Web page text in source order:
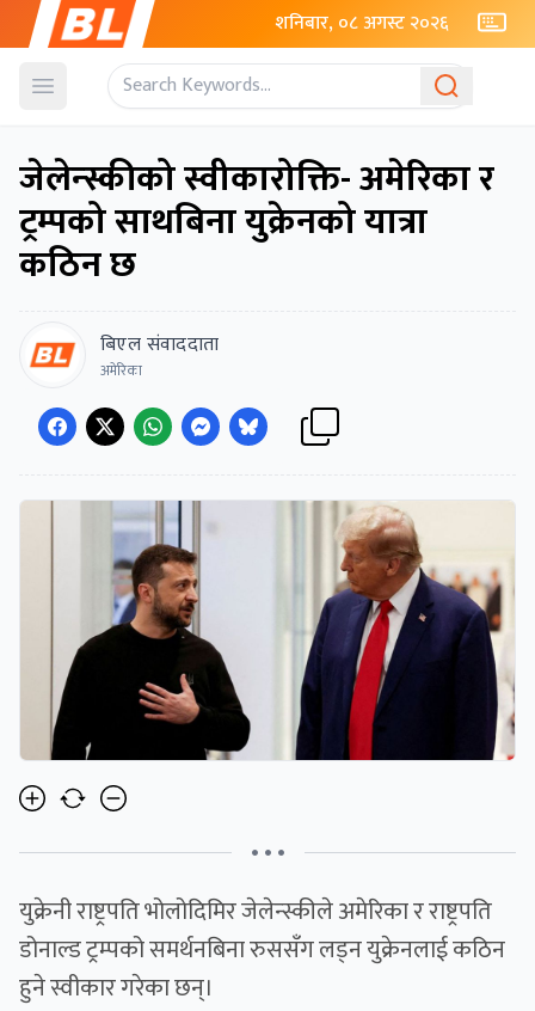
शनिबार, ०८ अगस्ट २०२६
Open menu
जेलेन्स्कीको स्वीकारोक्ति- अमेरिका र
ट्रम्पको साथबिना युक्रेनको यात्रा
कठिन छ
बिएल संवाददाता
अमेरिका
• • •
युक्रेनी राष्ट्रपति भोलोदिमिर जेलेन्स्कीले अमेरिका र राष्ट्रपति
डोनाल्ड ट्रम्पको समर्थनबिना रुससँग लड्न युक्रेनलाई कठिन
हुने स्वीकार गरेका छन्।